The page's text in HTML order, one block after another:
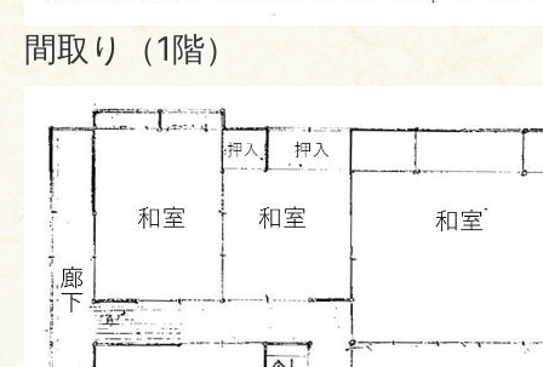
間取り（1階）